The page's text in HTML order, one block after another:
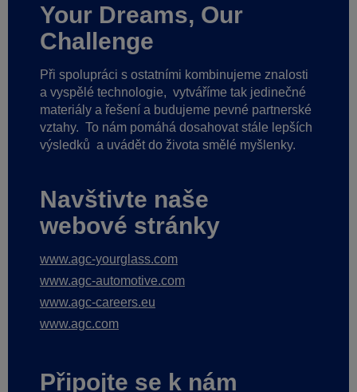
Your Dreams, Our
Challenge
Při spolupráci s ostatními kombinujeme znalosti
a vyspělé technologie, vytváříme tak jedinečné
materiály a řešení a budujeme pevné partnerské
vztahy. To nám pomáhá dosahovat stále lepších
výsledků a uvádět do života smělé myšlenky.
Navštivte naše
webové stránky
www.agc-yourglass.com
www.agc-automotive.com
www.agc-careers.eu
www.agc.com
Připojte se k nám